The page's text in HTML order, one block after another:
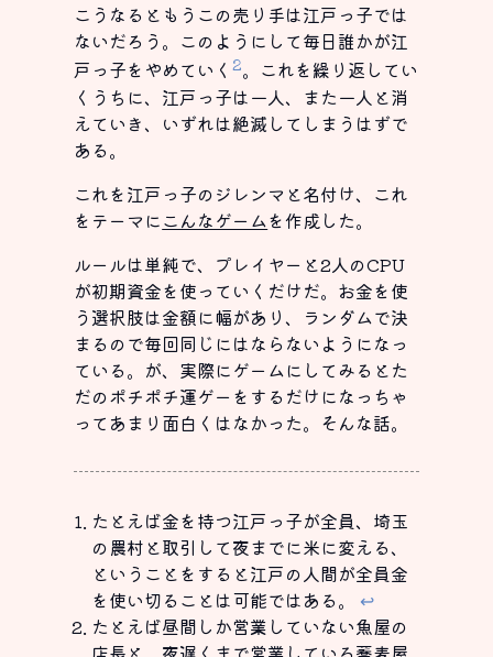
こうなるともうこの売り手は江戸っ子では
ないだろう。このようにして毎日誰かが江
戸っ子をやめていく2。これを繰り返してい
くうちに、江戸っ子は一人、また一人と消
えていき、いずれは絶滅してしまうはずで
ある。
これを江戸っ子のジレンマと名付け、これ
をテーマにこんなゲームを作成した。
ルールは単純で、プレイヤーと2人のCPU
が初期資金を使っていくだけだ。お金を使
う選択肢は金額に幅があり、ランダムで決
まるので毎回同じにはならないようになっ
ている。が、実際にゲームにしてみるとた
だのポチポチ運ゲーをするだけになっちゃ
ってあまり面白くはなかった。そんな話。
たとえば金を持つ江戸っ子が全員、埼玉
の農村と取引して夜までに米に変える、
ということをすると江戸の人間が全員金
を使い切ることは可能ではある。 ↩
たとえば昼間しか営業していない魚屋の